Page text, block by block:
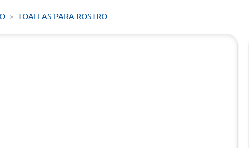
TOALLAS PARA ROSTRO